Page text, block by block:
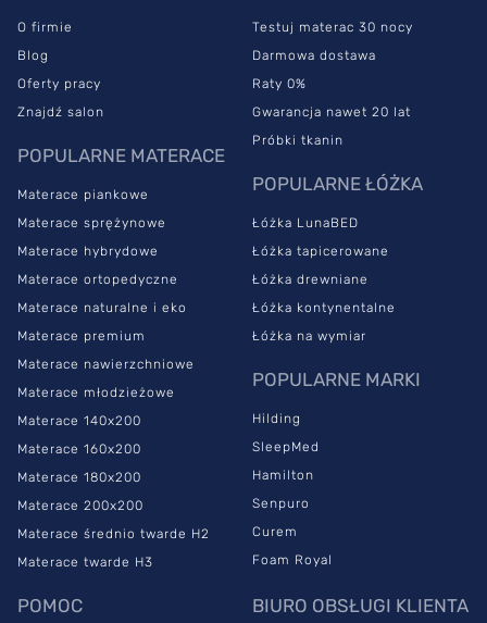
O firmie
Blog
Oferty pracy
Znajdź salon
POPULARNE MATERACE
Materace piankowe
Materace sprężynowe
Materace hybrydowe
Materace ortopedyczne
Materace naturalne i eko
Materace premium
Materace nawierzchniowe
Materace młodzieżowe
Materace 140x200
Materace 160x200
Materace 180x200
Materace 200x200
Materace średnio twarde H2
Materace twarde H3
Testuj materac 30 nocy
Darmowa dostawa
Raty 0%
Gwarancja nawet 20 lat
Próbki tkanin
POPULARNE ŁÓŻKA
Łóżka LunaBED
Łóżka tapicerowane
Łóżka drewniane
Łóżka kontynentalne
Łóżka na wymiar
POPULARNE MARKI
Hilding
SleepMed
Hamilton
Senpuro
Curem
Foam Royal
POMOC BIURO OBSŁUGI KLIENTA